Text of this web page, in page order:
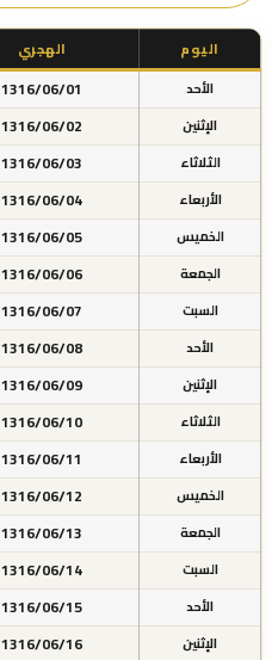
اليوم الهجري
الأحد
1316/06/01
الإثنين 1316/06/02
الثلاثاء 1316/06/03
الأربعاء 1316/06/04
الخميس 1316/06/05
الجمعة 1316/06/06
السبت 1316/06/07
الأحد 1316/06/08
الإثنين 1316/06/09
الثلاثاء 1316/06/10
الأربعاء 1316/06/11
الخميس 1316/06/12
الجمعة 1316/06/13
السبت 1316/06/14
الأحد 1316/06/15
الإثنين 1316/06/16